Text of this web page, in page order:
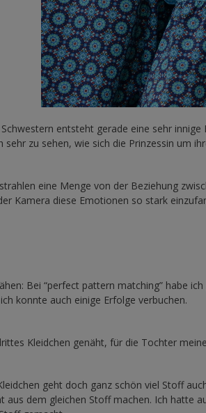
entsteht gerade eine sehr
sehr zu sehen, wie sich die Prinzessin um
eine Menge von der Beziehung
Kamera diese Emotionen so stark
Bei “perfect pattern matching” habe
konnte auch einige Erfolge verbuchen.
Kleidchen genäht, für die Tochter
geht doch ganz schön viel Stoff
aus dem gleichen Stoff machen. Ich hatte